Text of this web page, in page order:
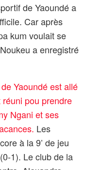
de Yaoundé a
Car après
kum voulait se
a enregistré
Yaoundé est allé
pou prendre
Ngani et ses
Les
à la 9’ de jeu
1). Le club de la